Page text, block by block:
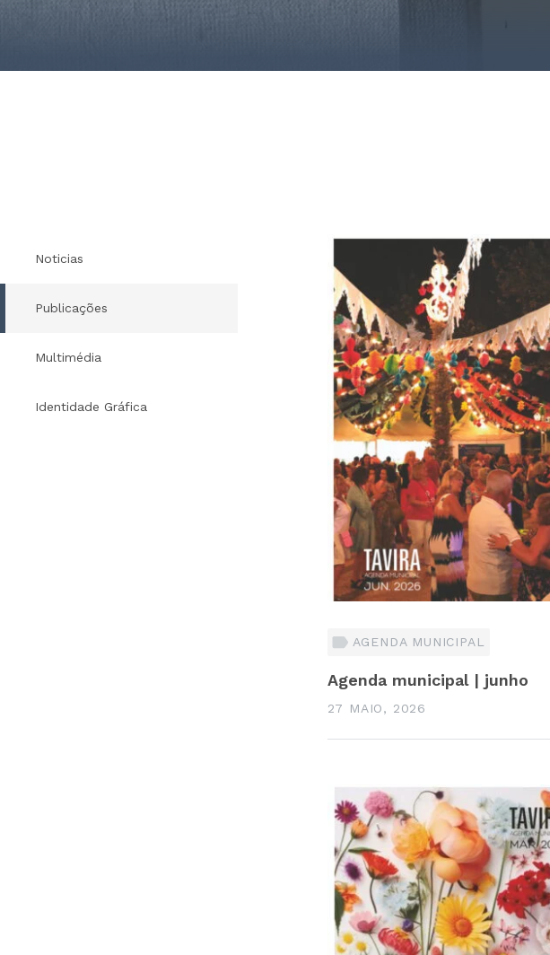
Noticias
Publicações
Multimédia
Identidade Gráfica
AGENDA MUNICIPAL
Agenda municipal | junho
27 MAIO, 2026